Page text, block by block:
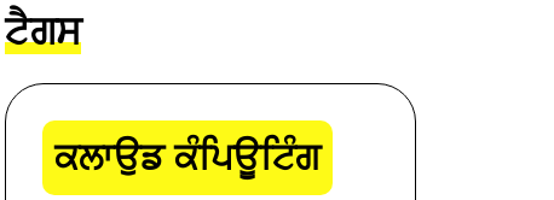
ਟੈਗਸ
ਕਲਾਉਡ ਕੰਪਿਊਟਿੰਗ